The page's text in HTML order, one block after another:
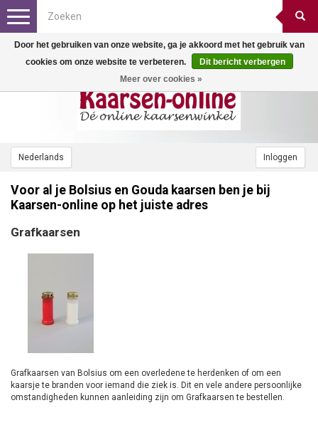
Nederlands Inloggen
Toggle
navigation
Voor al je Bolsius en Gouda kaarsen ben je bij
Kaarsen-online op het juiste adres
Grafkaarsen
Grafkaarsen van Bolsius om een overledene te herdenken of om een
kaarsje te branden voor iemand die ziek is. Dit en vele andere persoonlijke
omstandigheden kunnen aanleiding zijn om Grafkaarsen te bestellen.
Door het gebruiken van onze website, ga je akkoord met het gebruik van
cookies om onze website te verbeteren.
Dit bericht verbergen
Meer over cookies »